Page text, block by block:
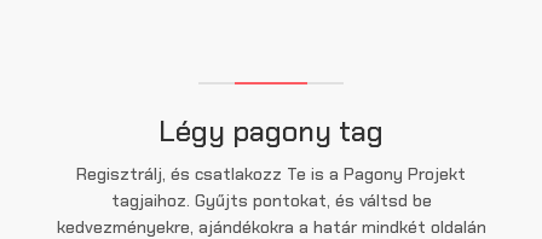
Légy pagony tag
Regisztrálj, és csatlakozz Te is a Pagony Projekt
tagjaihoz. Gyűjts pontokat, és váltsd be
kedvezményekre, ajándékokra a határ mindkét oldalán